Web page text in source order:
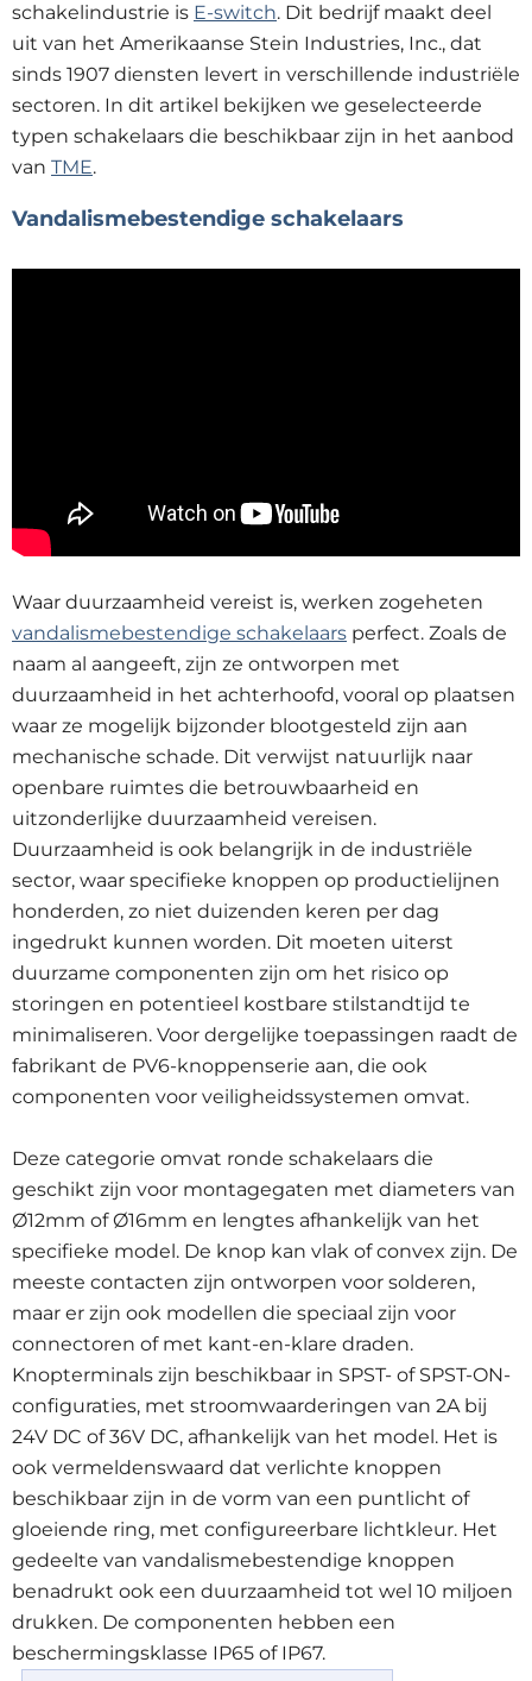
schakelindustrie is E-switch. Dit bedrijf maakt deel
uit van het Amerikaanse Stein Industries, Inc., dat
sinds 1907 diensten levert in verschillende industriële
sectoren. In dit artikel bekijken we geselecteerde
typen schakelaars die beschikbaar zijn in het aanbod
van TME.
Vandalismebestendige schakelaars
Waar duurzaamheid vereist is, werken zogeheten
vandalismebestendige schakelaars perfect. Zoals de
naam al aangeeft, zijn ze ontworpen met
duurzaamheid in het achterhoofd, vooral op plaatsen
waar ze mogelijk bijzonder blootgesteld zijn aan
mechanische schade. Dit verwijst natuurlijk naar
openbare ruimtes die betrouwbaarheid en
uitzonderlijke duurzaamheid vereisen.
Duurzaamheid is ook belangrijk in de industriële
sector, waar specifieke knoppen op productielijnen
honderden, zo niet duizenden keren per dag
ingedrukt kunnen worden. Dit moeten uiterst
duurzame componenten zijn om het risico op
storingen en potentieel kostbare stilstandtijd te
minimaliseren. Voor dergelijke toepassingen raadt de
fabrikant de PV6-knoppenserie aan, die ook
componenten voor veiligheidssystemen omvat.
Deze categorie omvat ronde schakelaars die
geschikt zijn voor montagegaten met diameters van
Ø12mm of Ø16mm en lengtes afhankelijk van het
specifieke model. De knop kan vlak of convex zijn. De
meeste contacten zijn ontworpen voor solderen,
maar er zijn ook modellen die speciaal zijn voor
connectoren of met kant-en-klare draden.
Knopterminals zijn beschikbaar in SPST- of SPST-ON-
configuraties, met stroomwaarderingen van 2A bij
24V DC of 36V DC, afhankelijk van het model. Het is
ook vermeldenswaard dat verlichte knoppen
beschikbaar zijn in de vorm van een puntlicht of
gloeiende ring, met configureerbare lichtkleur. Het
gedeelte van vandalismebestendige knoppen
benadrukt ook een duurzaamheid tot wel 10 miljoen
drukken. De componenten hebben een
beschermingsklasse IP65 of IP67.